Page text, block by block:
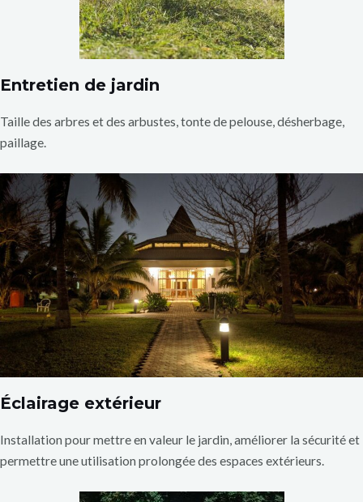
Entretien de jardin
Taille des arbres et des arbustes, tonte de pelouse, désherbage,
paillage.
Éclairage extérieur
Installation pour mettre en valeur le jardin, améliorer la sécurité et
permettre une utilisation prolongée des espaces extérieurs.